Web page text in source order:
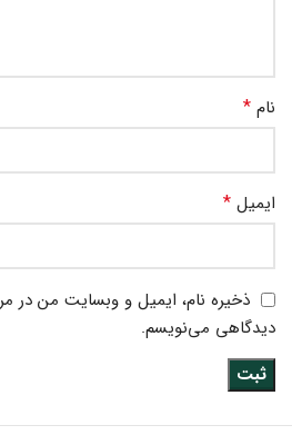
نام *
ایمیل *
ذخیره نام، ایمیل و وبسایت من در
دیدگاهی می‌نویسم.